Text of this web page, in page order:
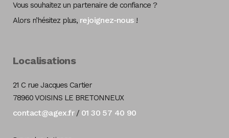
Vous souhaitez un partenaire de confiance ?
Alors n’hésitez plus, rejoignez-nous!
Localisations
21 C rue Jacques Cartier
78960 VOISINS LE BRETONNEUX
contact@agex.fr/ 01 30 57 40 90